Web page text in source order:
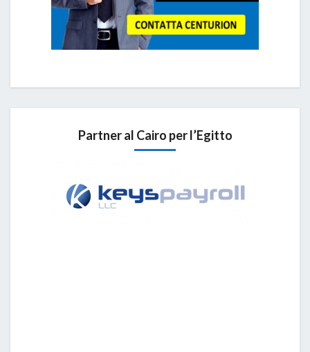
Partner al Cairo per l’Egitto